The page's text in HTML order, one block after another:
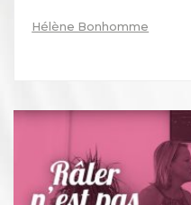
Hélène Bonhomme